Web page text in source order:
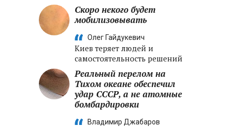
Скоро некого будет
мобилизовывать
Олег Гайдукевич
Киев теряет людей и
самостоятельность решений
Реальный перелом на
Тихом океане обеспечил
удар СССР, а не атомные
бомбардировки
Владимир Джабаров